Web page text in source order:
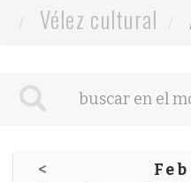
Vélez cultural
<